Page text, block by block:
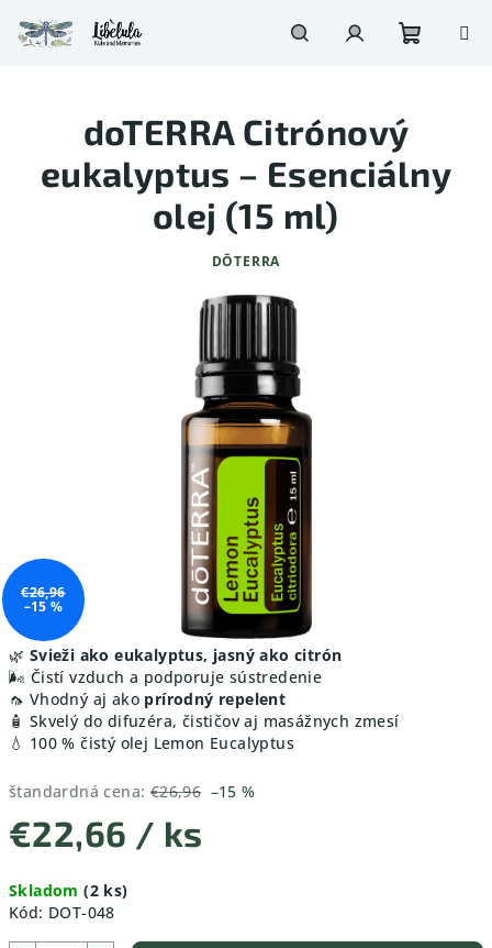
na
obsah
košík
🌿 Svieži ako eukalyptus, jasný ako citrón
🌬️ Čistí vzduch a podporuje sústredenie
🦟 Vhodný aj ako prírodný repelent
🧴 Skvelý do difuzéra, čističov aj masážnych zmesí
💧 100 % čistý olej Lemon Eucalyptus
štandardná cena: €26,96 –15 %
€22,66 / ks
cena:
Skladom(2 ks)
Kód: DOT-048
doTERRA Citrónový
eukalyptus – Esenciálny
olej (15 ml)
DŌTERRA
€26,96
–15 %